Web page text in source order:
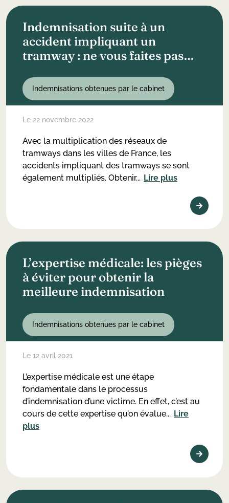
Indemnisation suite à un
accident impliquant un
tramway : ne vous faites pas
Indemnisations obtenues par le cabinet
Le 22 novembre 2022
Avec la multiplication des réseaux de
tramways dans les villes de France, les
accidents impliquant des tramways se sont
également multipliés. Obtenir... Lire plus
L’expertise médicale: les pièges
à éviter pour obtenir la
meilleure indemnisation
Indemnisations obtenues par le cabinet
Le 12 avril 2021
L’expertise médicale est une étape
fondamentale dans le processus
d’indemnisation d’une victime. En effet, c’est au
cours de cette expertise qu’on évalue... Lire
plus